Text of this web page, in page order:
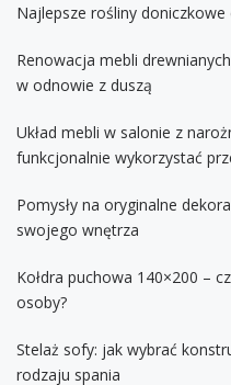
Najlepsze rośliny
Renowacja mebli
w odnowie z duszą
Układ mebli w salonie z
funkcjonalnie wykorzystać
Pomysły na oryginalne
swojego wnętrza
Kołdra puchowa 140×200 –
osoby?
Stelaż sofy: jak wybrać
rodzaju spania